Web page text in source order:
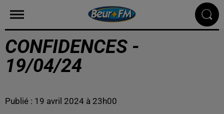
CONFIDENCES -
19/04/24
Publié : 19 avril 2024 à 23h00